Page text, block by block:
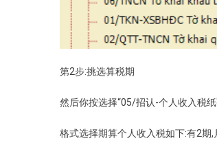
第2步:挑选算税期
然后你按选择“05/招认-个人收入税
格式选择期算个人收入税如下:有2期